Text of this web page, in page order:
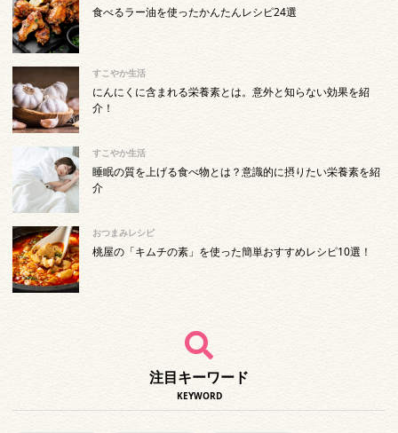
食べるラー油を使ったかんたんレシピ24選
すこやか生活
にんにくに含まれる栄養素とは。意外と知らない効果を紹
介！
すこやか生活
睡眠の質を上げる食べ物とは？意識的に摂りたい栄養素を紹
介
おつまみレシピ
桃屋の「キムチの素」を使った簡単おすすめレシピ10選！
注目キーワード
KEYWORD